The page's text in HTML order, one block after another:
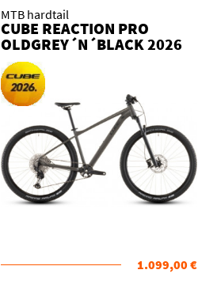
MTB hardtail
CUBE REACTION PRO
OLDGREY´N´BLACK 2026
KOLO
1.099,00 €